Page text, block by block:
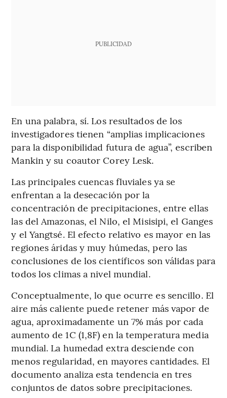
PUBLICIDAD
En una palabra, sí. Los resultados de los
investigadores tienen “amplias implicaciones
para la disponibilidad futura de agua”, escriben
Mankin y su coautor Corey Lesk.
Las principales cuencas fluviales ya se
enfrentan a la desecación por la
concentración de precipitaciones, entre ellas
las del Amazonas, el Nilo, el Misisipi, el Ganges
y el Yangtsé. El efecto relativo es mayor en las
regiones áridas y muy húmedas, pero las
conclusiones de los científicos son válidas para
todos los climas a nivel mundial.
Conceptualmente, lo que ocurre es sencillo. El
aire más caliente puede retener más vapor de
agua, aproximadamente un 7% más por cada
aumento de 1C (1,8F) en la temperatura media
mundial. La humedad extra desciende con
menos regularidad, en mayores cantidades. El
documento analiza esta tendencia en tres
conjuntos de datos sobre precipitaciones.